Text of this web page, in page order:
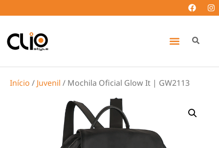
Início / Juvenil / Mochila Oficial Glow It | GW2113